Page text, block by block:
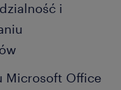
i
Microsoft Office